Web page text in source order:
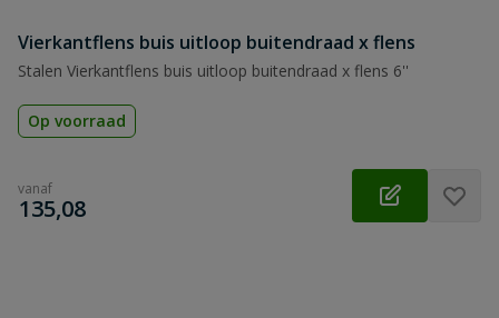
Vierkantflens buis uitloop buitendraad x flens
Stalen Vierkantflens buis uitloop buitendraad x flens 6''
Op voorraad
vanaf
€
135,08